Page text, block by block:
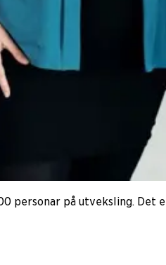
personar på utveksling.